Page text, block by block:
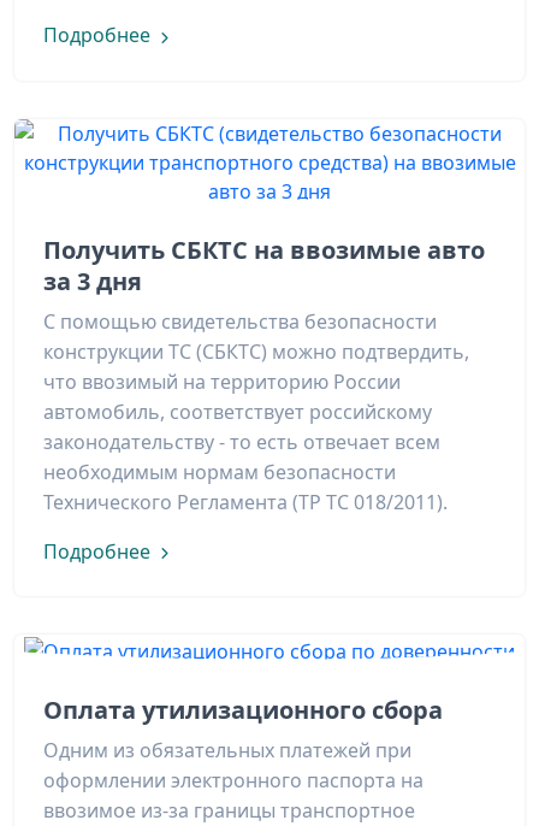
Подробнее
Получить СБКТС на ввозимые авто
за 3 дня
С помощью свидетельства безопасности
конструкции ТС (СБКТС) можно подтвердить,
что ввозимый на территорию России
автомобиль, соответствует российскому
законодательству - то есть отвечает всем
необходимым нормам безопасности
Технического Регламента (ТР ТС 018/2011).
Подробнее
Оплата утилизационного сбора
Одним из обязательных платежей при
оформлении электронного паспорта на
ввозимое из-за границы транспортное